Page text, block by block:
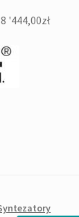
8 '444,00zł